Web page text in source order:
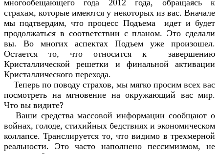
многообещающего года 2012 года, обращаясь к
страхам, которые имеются у некоторых из вас. Вначале
мы подтвердим, что процесс Подъема идет и будет
продолжаться в соответствии с планом. Это сделали
вы. Во многих аспектах Подъем уже произошел.
Остается то, что относится к завершению
Кристаллической решетки и финальной активации
Кристаллического перехода.
Теперь по поводу страхов, мы мягко просим всех вас
посмотреть на мгновение на окружающий вас мир.
Что вы видите?
Ваши средства массовой информации сообщают о
войнах, голоде, стихийных бедствиях и экономическом
коллапсе. Транслируется то, что видимо в трехмерной
реальности. Это часто наполнено пессимизмом, не